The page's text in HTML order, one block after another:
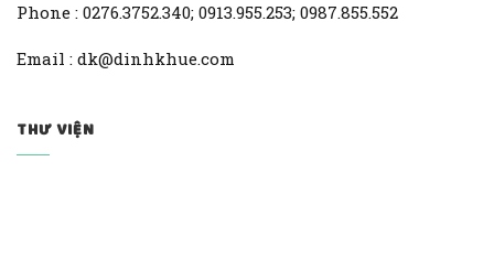
Phone : 0276.3752.340; 0913.955.253; 0987.855.552
Email : dk@dinhkhue.com
THƯ VIỆN